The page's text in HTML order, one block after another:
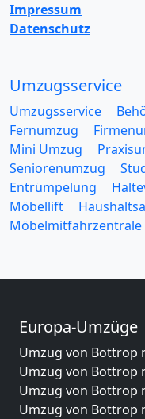
Impressum
Datenschutz
Umzugsservice
Umzugsservice
Fernumzug
Mini Umzug
Seniorenumzug
Entrümpelung
Möbellift
Möbelmitfahrzentrale
Europa-Umzüge
Umzug von Bottrop
Umzug von Bottrop
Umzug von Bottrop
Umzug von Bottrop